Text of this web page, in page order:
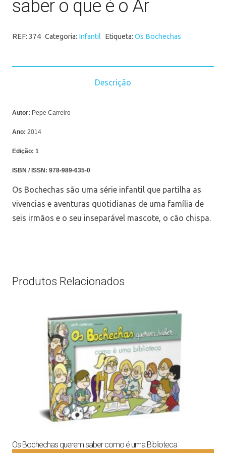
saber o que é o Ar
REF: 374 Categoria: Infantil Etiqueta: Os Bochechas
Descrição
Autor: Pepe Carreiro
Ano: 2014
Edição: 1
ISBN / ISSN: 978-989-635-0
Os Bochechas são uma série infantil que partilha as
vivencias e aventuras quotidianas de uma família de
seis irmãos e o seu inseparável mascote, o cão chispa.
Produtos Relacionados
Os Bochechas querem saber como é uma Biblioteca